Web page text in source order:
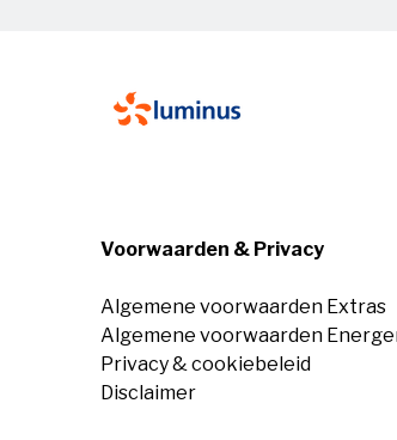
Voorwaarden & Privacy
Algemene voorwaarden Extras
Algemene voorwaarden
Privacy & cookiebeleid
Disclaimer